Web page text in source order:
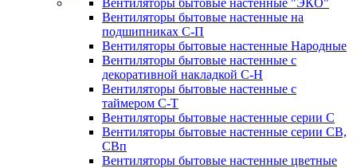
Вентиляторы бытовые настенные "ЭКО"
Вентиляторы бытовые настенные на
подшипниках С-П
Вентиляторы бытовые настенные Народные
Вентиляторы бытовые настенные с
декоративной накладкой С-Н
Вентиляторы бытовые настенные с
таймером С-Т
Вентиляторы бытовые настенные серии С
Вентиляторы бытовые настенные серии СВ,
СВп
Вентиляторы бытовые настенные цветные